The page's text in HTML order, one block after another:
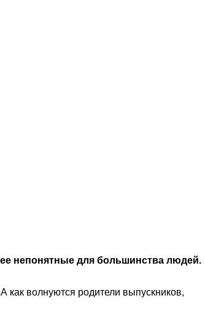
непонятные для большинства людей.
волнуются родители выпускников,